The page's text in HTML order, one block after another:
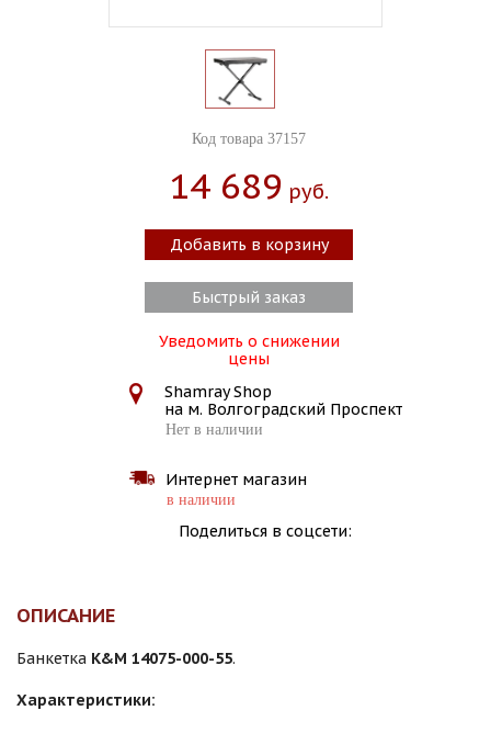
Код товара 37157
14 689 Руб.
Добавить в корзину
Быстрый заказ
Уведомить о снижении
цены
Shamray Shop
на м. Волгоградский Проспект
Нет в наличии
Интернет магазин
в наличии
Поделиться в соцсети:
ОПИСАНИЕ
Банкетка K&M 14075-000-55.
Характеристики: